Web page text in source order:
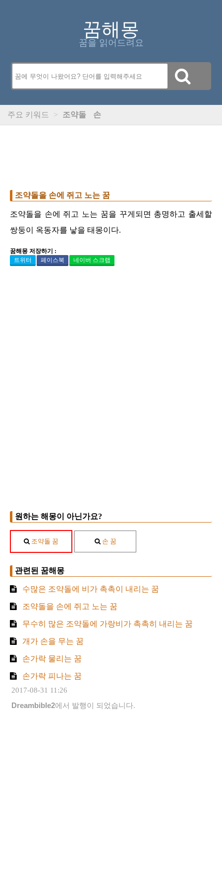
꿈해몽
꿈을 읽어드려요
주요 키워드 > 조약돌 손
조약돌을 손에 쥐고 노는 꿈
조약돌을 손에 쥐고 노는 꿈을 꾸게되면 총명하고 출세할
쌍둥이 옥동자를 낳을 태몽이다.
꿈해몽 저장하기 :
트위터
페이스북 네이버 스크랩
원하는 해몽이 아닌가요?
조약돌 꿈 손 꿈
관련된 꿈해몽
수많은 조약돌에 비가 촉촉이 내리는 꿈
조약돌을 손에 쥐고 노는 꿈
무수히 많은 조약돌에 가랑비가 촉촉히 내리는 꿈
개가 손을 무는 꿈
손가락 물리는 꿈
손가락 피나는 꿈
2017-08-31 11:26
Dreambible2에서 발행이 되었습니다.